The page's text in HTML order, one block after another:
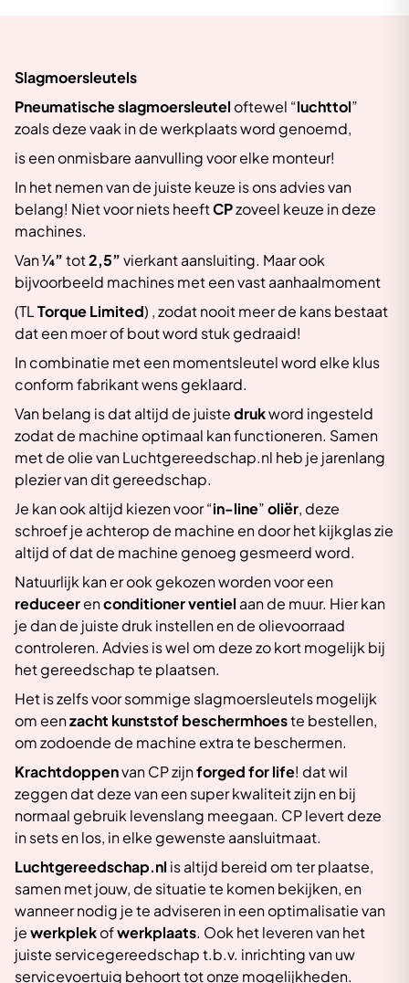
Slagmoersleutels
Pneumatische slagmoersleutel oftewel “luchttol”
zoals deze vaak in de werkplaats word genoemd,
is een onmisbare aanvulling voor elke monteur!
In het nemen van de juiste keuze is ons advies van
belang! Niet voor niets heeftCPzoveel keuze in deze
machines.
Van¼”tot2,5”vierkant aansluiting. Maar ook
bijvoorbeeld machines met een vast aanhaalmoment
(TLTorque Limited) , zodat nooit meer de kans bestaat
dat een moer of bout word stuk gedraaid!
In combinatie met een momentsleutel word elke klus
conform fabrikant wens geklaard.
Van belang is dat altijd de juistedrukword ingesteld
zodat de machine optimaal kan functioneren. Samen
met de olie van Luchtgereedschap.nl heb je jarenlang
plezier van dit gereedschap.
Je kan ook altijd kiezen voor “in-line”oliër, deze
schroef je achterop de machine en door het kijkglas zie
altijd of dat de machine genoeg gesmeerd word.
Natuurlijk kan er ook gekozen worden voor een
reduceerenconditionerventiel aan de muur. Hier kan
je dan de juiste druk instellen en de olievoorraad
controleren. Advies is wel om deze zo kort mogelijk bij
het gereedschap te plaatsen.
Het is zelfs voor sommige slagmoersleutels mogelijk
om eenzacht kunststof beschermhoeste bestellen,
om zodoende de machine extra te beschermen.
Krachtdoppenvan CP zijnforged for life! dat wil
zeggen dat deze van een super kwaliteit zijn en bij
normaal gebruik levenslang meegaan. CP levert deze
in sets en los, in elke gewenste aansluitmaat.
Luchtgereedschap.nl is altijd bereid om ter plaatse,
samen met jouw, de situatie te komen bekijken, en
wanneer nodig je te adviseren in een optimalisatie van
jewerkplekofwerkplaats. Ook het leveren van het
juiste servicegereedschap t.b.v. inrichting van uw
servicevoertuig behoort tot onze mogelijkheden.